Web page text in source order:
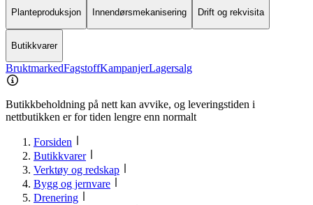
Planteproduksjon Innendørsmekanisering Drift og rekvisita
Butikkvarer
BruktmarkedFagstoffKampanjerLagersalg
Butikkbeholdning på nett kan avvike, og leveringstiden i
nettbutikken er for tiden lengre enn normalt
Forsiden
Butikkvarer
Verktøy og redskap
Bygg og jernvare
Drenering